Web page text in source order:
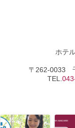
ホテ
〒262-0033
TEL.